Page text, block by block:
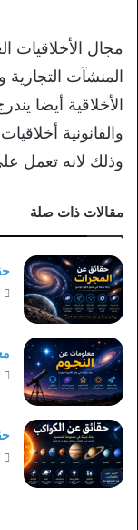
مجال
المنشآت
الأخلاقية أيضا
والقانونية
وذلك لانه تعمل
مقالات ذات صلة